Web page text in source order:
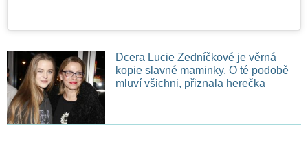
Dcera Lucie Zedníčkové je věrná
kopie slavné maminky. O té podobě
mluví všichni, přiznala herečka